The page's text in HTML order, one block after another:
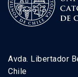
Avda. Libertador
Chile